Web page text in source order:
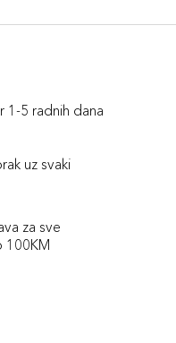
1-5 radnih dana
uz svaki
za sve
100KM